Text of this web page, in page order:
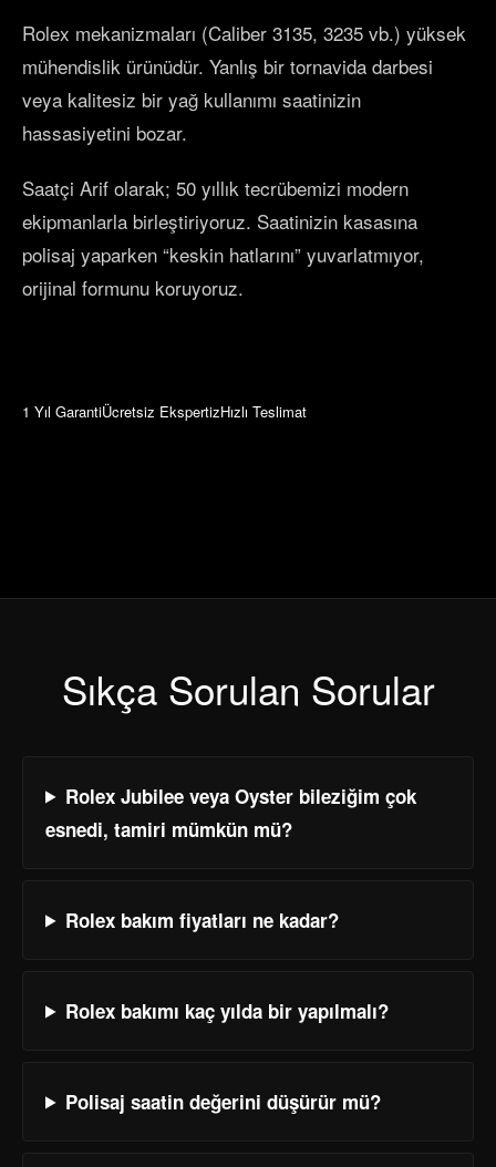
Rolex mekanizmaları (Caliber 3135, 3235 vb.) yüksek
mühendislik ürünüdür. Yanlış bir tornavida darbesi
veya kalitesiz bir yağ kullanımı saatinizin
hassasiyetini bozar.
Saatçi Arif olarak; 50 yıllık tecrübemizi modern
ekipmanlarla birleştiriyoruz. Saatinizin kasasına
polisaj yaparken “keskin hatlarını” yuvarlatmıyor,
orijinal formunu koruyoruz.
1 Yıl GarantiÜcretsiz EkspertizHızlı Teslimat
Sıkça Sorulan Sorular
Rolex Jubilee veya Oyster bileziğim çok
esnedi, tamiri mümkün mü?
Rolex bakım fiyatları ne kadar?
Rolex bakımı kaç yılda bir yapılmalı?
Polisaj saatin değerini düşürür mü?